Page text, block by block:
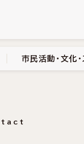
市民活動・文化
市民活動・文化